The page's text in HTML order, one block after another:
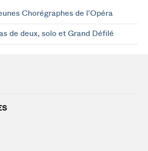
Chorégraphes de l'Opéra
de deux, solo et Grand Défilé